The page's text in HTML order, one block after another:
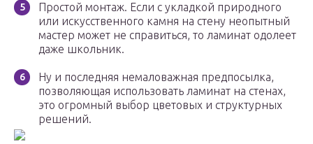
Простой монтаж. Если с укладкой природного
или искусственного камня на стену неопытный
мастер может не справиться, то ламинат одолеет
даже школьник.
Ну и последняя немаловажная предпосылка,
позволяющая использовать ламинат на стенах,
это огромный выбор цветовых и структурных
решений.